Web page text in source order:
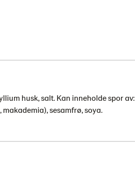
husk, salt. Kan inneholde spor av:
sesamfrø, soya.